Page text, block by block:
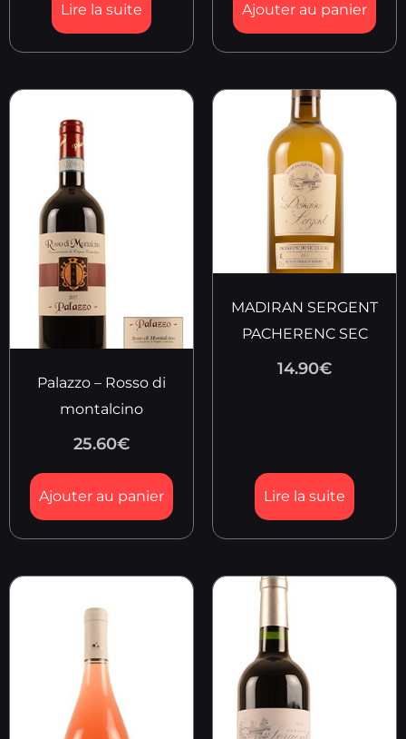
Lire la suite Ajouter au panier
Palazzo – Rosso di
montalcino
25.60€
Ajouter au panier
MADIRAN SERGENT
PACHERENC SEC
14.90€
Lire la suite